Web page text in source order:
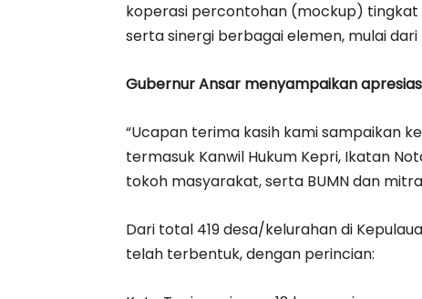
koperasi percontohan (mockup) tingkat
serta sinergi berbagai elemen, mulai
Gubernur Ansar menyampaikan
“Ucapan terima kasih kami sampaikan
termasuk Kanwil Hukum Kepri, Ikatan
tokoh masyarakat, serta BUMN dan
Dari total 419 desa/kelurahan di
telah terbentuk, dengan perincian: